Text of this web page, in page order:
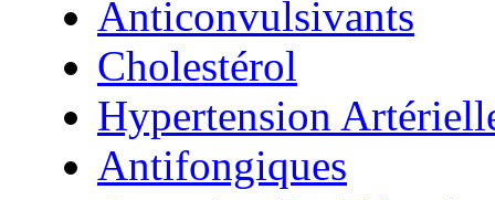
Anticonvulsivants
Cholestérol
Hypertension
Antifongiques